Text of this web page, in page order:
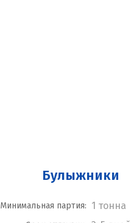
Булыжники
Минимальная партия: 1 тонна